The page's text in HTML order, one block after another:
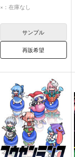
×：在庫なし
サンプル
再販希望